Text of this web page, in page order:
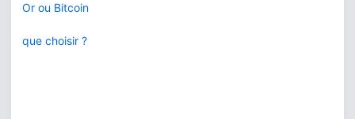
Or ou Bitcoin
que choisir ?